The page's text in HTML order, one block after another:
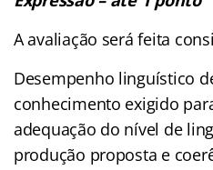
A avaliação será feita
Desempenho linguístico
conhecimento exigido
adequação do nível de
produção proposta e